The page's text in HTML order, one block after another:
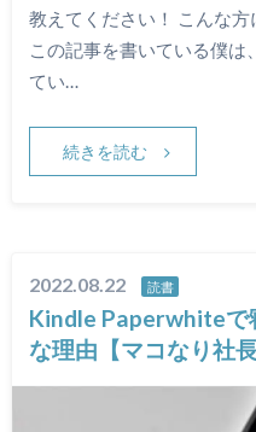
教えてください！ こんな方
この記事を書いている僕
てい…
続きを読む
2022.08.22 読書
Kindle Paperwhiteで
な理由【マコなり社